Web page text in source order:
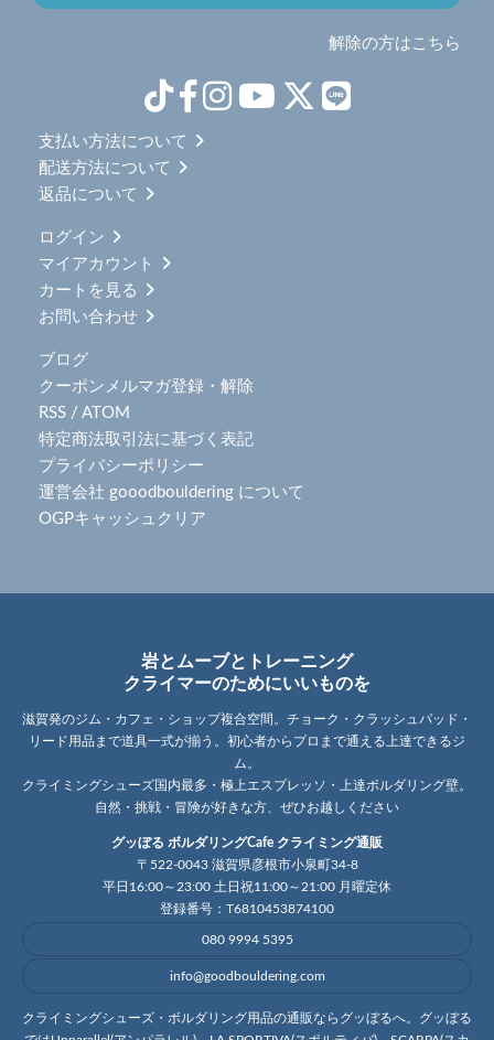
解除の方はこちら
支払い方法について
配送方法について
返品について
ログイン
マイアカウント
カートを見る
お問い合わせ
ブログ
クーポンメルマガ登録・解除
RSS / ATOM
特定商法取引法に基づく表記
プライバシーポリシー
運営会社 gooodbouldering について
OGPキャッシュクリア
岩とムーブとトレーニング
クライマーのためにいいものを
滋賀発のジム・カフェ・ショップ複合空間。チョーク・クラッシュパッド・
リード用品まで道具一式が揃う。初心者からプロまで通える上達できるジ
ム。
クライミングシューズ国内最多・極上エスプレッソ・上達ボルダリング壁。
自然・挑戦・冒険が好きな方、ぜひお越しください
グッぼる ボルダリングCafe クライミング通販
〒522-0043 滋賀県彦根市小泉町34-8
平日16:00～23:00 土日祝11:00～21:00 月曜定休
登録番号：T6810453874100
080 9994 5395
info@goodbouldering.com
クライミングシューズ・ボルダリング用品の通販ならグッぼるへ。グッぼる